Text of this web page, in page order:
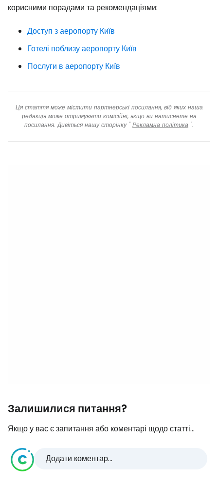
корисними порадами та рекомендаціями:
Доступ з аеропорту Київ
Готелі поблизу аеропорту Київ
Послуги в аеропорту Київ
Ця стаття може містити партнерські посилання, від яких наша
редакція може отримувати комісійні, якщо ви натиснете на
посилання. Дивіться нашу сторінку " Рекламна політика ".
Залишилися питання?
Якщо у вас є запитання або коментарі щодо статті...
Додати коментар...